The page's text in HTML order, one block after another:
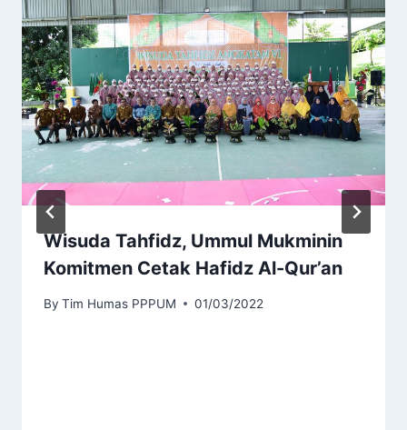
Wisuda Tahfidz, Ummul Mukminin
Komitmen Cetak Hafidz Al-Qur’an
By Tim Humas PPPUM 01/03/2022